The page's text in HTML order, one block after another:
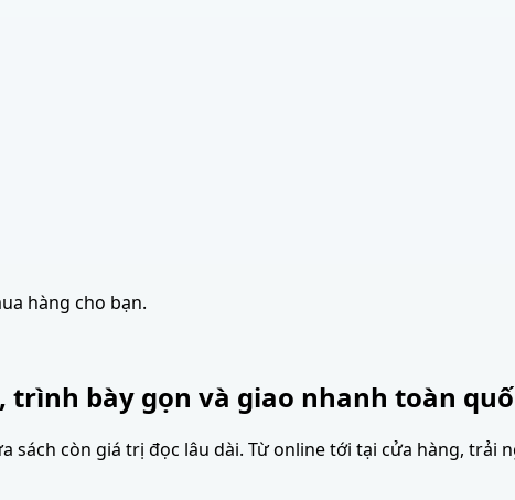
hàng cho bạn.
trình bày gọn và giao nhanh toàn
sách còn giá trị đọc lâu dài. Từ online tới tại cửa hàng, trải